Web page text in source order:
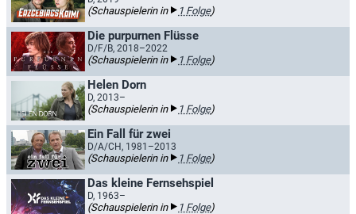
(Schauspielerin in 1 Folge)
Die purpurnen Flüsse
D/F/B, 2018–2022
(Schauspielerin in 1 Folge)
Helen Dorn
D, 2013–
(Schauspielerin in 1 Folge)
Ein Fall für zwei
D/A/CH, 1981–2013
(Schauspielerin in 1 Folge)
Das kleine Fernsehspiel
D, 1963–
(Schauspielerin in 1 Folge)